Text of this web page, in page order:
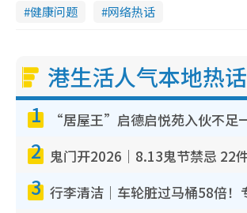
健康问题
网络热话
港生活人气本地热话
1
2
3